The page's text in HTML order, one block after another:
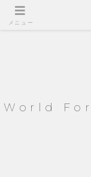
World
メニュー